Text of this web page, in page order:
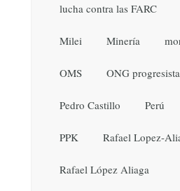
lucha contra las FARC
Milei Minería
OMS ONG
Pedro Castillo Perú
PPK Rafael Lopez-
Rafael López Aliaga